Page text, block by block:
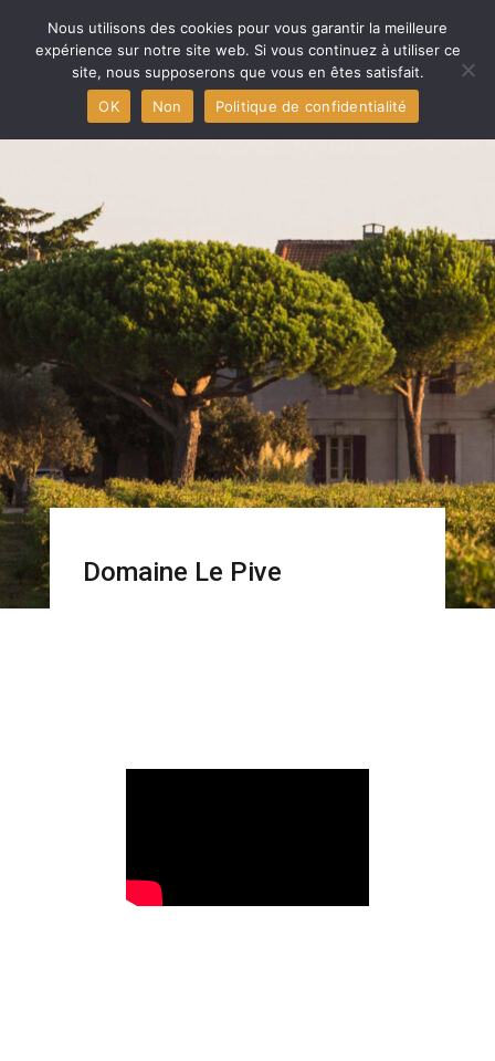
Accueil
Aigues-Mortes capitale
Les producteurs
Le terroir
Presse
Contact
Adhérent
Domaine Le Pive
Nous utilisons des cookies pour vous garantir la meilleure
expérience sur notre site web. Si vous continuez à utiliser ce
site, nous supposerons que vous en êtes satisfait.
OK
Non Politique de confidentialité